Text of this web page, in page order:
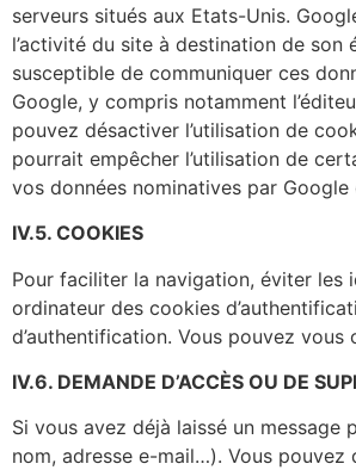
serveurs situés aux Etats-Unis.
l’activité du site à destination de son
susceptible de communiquer ces
Google, y compris notamment
pouvez désactiver l’utilisation de
pourrait empêcher l’utilisation de
vos données nominatives par
IV.5. COOKIES
Pour faciliter la navigation, éviter les
ordinateur des cookies
d’authentification. Vous pouvez
IV.6. DEMANDE D’ACCÈS OU DE
Si vous avez déjà laissé un
nom, adresse e-mail…). Vous